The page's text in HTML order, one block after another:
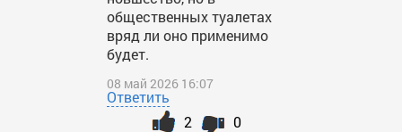
общественных туалетах
вряд ли оно применимо
будет.
08 май 2026 16:07
Ответить
0
2